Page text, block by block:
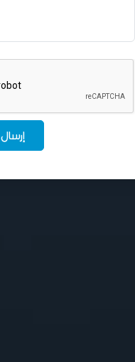
إرسال